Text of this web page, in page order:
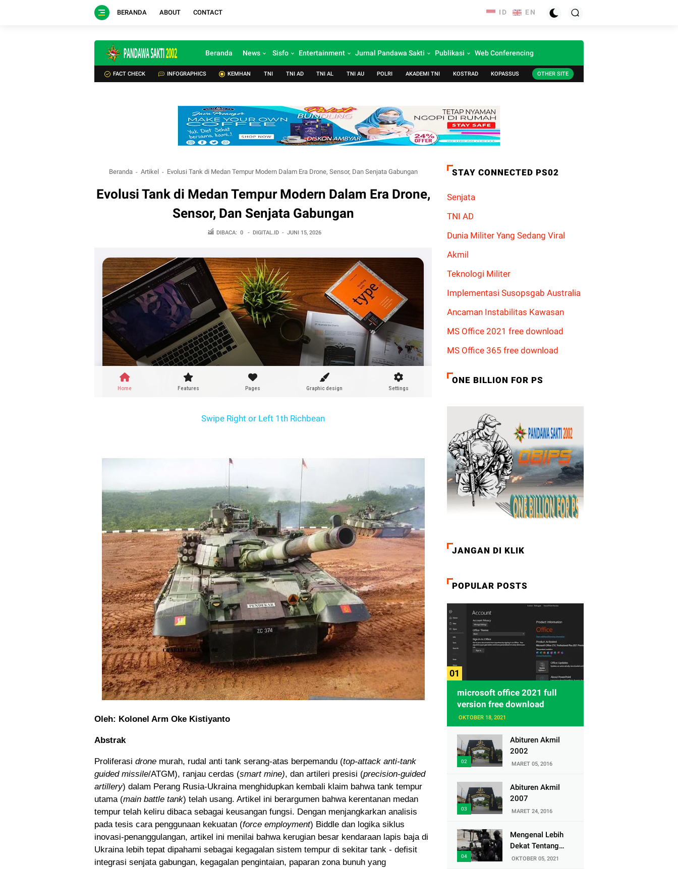
BERANDA ABOUT CONTACT
Beranda News Sisfo Entertainment Jurnal Pandawa Sakti Publikasi Web Conferencing
FACT CHECK INFOGRAPHICS KEMHAN TNI TNI AD TNI AL TNI AU POLRI AKADEMI TNI KOSTRAD KOPASSUS OTHER SITE
Beranda Artikel Evolusi Tank di Medan Tempur Modern Dalam Era Drone, Sensor, Dan Senjata Gabungan
Evolusi Tank di Medan Tempur Modern Dalam Era Drone,
Sensor, Dan Senjata Gabungan
DIBACA: 0 - DIGITAL.ID - JUNI 15, 2026
Swipe Right or Left 1th Richbean
Oleh: Kolonel Arm Oke Kistiyanto
Abstrak
Proliferasi drone murah, rudal anti tank serang-atas berpemandu (top-attack anti-tank
guided missile/ATGM), ranjau cerdas (smart mine), dan artileri presisi (precision-guided
artillery) dalam Perang Rusia-Ukraina menghidupkan kembali klaim bahwa tank tempur
utama (main battle tank) telah usang. Artikel ini berargumen bahwa kerentanan medan
tempur telah keliru dibaca sebagai keusangan fungsi. Dengan menjangkarkan analisis
pada tesis cara penggunaan kekuatan (force employment) Biddle dan logika siklus
inovasi-penanggulangan, artikel ini menilai bahwa kerugian besar kendaraan lapis baja di
Ukraina lebih tepat dipahami sebagai kegagalan sistem tempur di sekitar tank - defisit
integrasi senjata gabungan, kegagalan pengintaian, paparan zona bunuh yang
STAY CONNECTED PS02
Senjata
TNI AD
Dunia Militer Yang Sedang Viral
Akmil
Teknologi Militer
Implementasi Susopsgab Australia
Ancaman Instabilitas Kawasan
MS Office 2021 free download
MS Office 365 free download
ONE BILLION FOR PS
JANGAN DI KLIK
POPULAR POSTS
microsoft office 2021 full
version free download
OKTOBER 18, 2021
Abituren Akmil
2002
MARET 05, 2016
Abituren Akmil
2007
MARET 24, 2016
Mengenal Lebih
Dekat Tentang
Pasukan Elite
OKTOBER 05, 2021